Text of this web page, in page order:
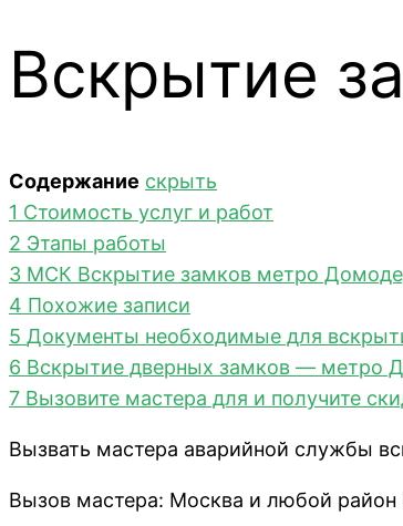
Вскрытие
Содержание скрыть
1 Стоимость услуг и работ
2 Этапы работы
3 МСК Вскрытие замков метро
4 Похожие записи
5 Документы необходимые для
6 Вскрытие дверных замков — метро
7 Вызовите мастера для и получите
Вызвать мастера аварийной службы
Вызов мастера: Москва и любой